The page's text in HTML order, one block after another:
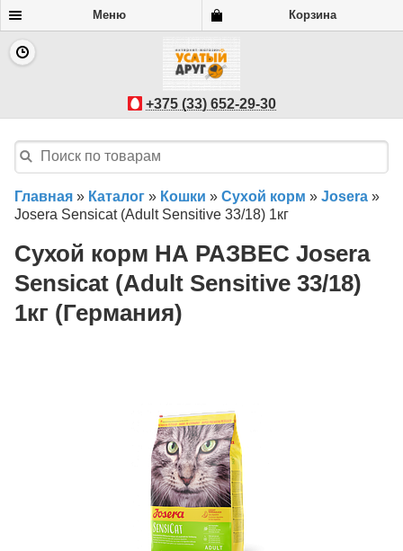
Меню Корзина
+375 (33) 652-29-30
Главная » Каталог » Кошки » Сухой корм » Josera »
Josera Sensicat (Adult Sensitive 33/18) 1кг
Сухой корм НА РАЗВЕС Josera
Sensicat (Adult Sensitive 33/18)
1кг (Германия)
Документы подтверждающие покупку|Правила
МТС: +375 (33) 652-29-30
E-mail: usatyjdrug@mail.ru
Усатый Друг• г.Гродно, ул. Максима Горького 91Б (м-н Грошик)
Время работы магазина БЕЗ ВЫХОДНЫХ 10.00-20.00
Мобильная версия | Полная версия
Усатый друг © 2026
Карта сайта